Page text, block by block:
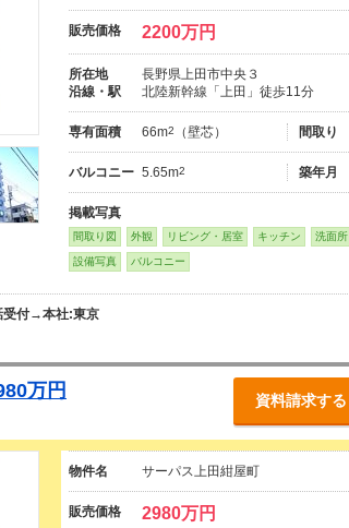
販売価格 2200万円
所在地
長野県上田市中央３
沿線・駅
北陸新幹線「上田」徒歩11分
専有面積 66m2 （壁芯） 間取り
バルコニー 5.65m2 築年月
掲載写真
間取り図 外観 リビング・居室 キッチン 洗面所
設備写真 バルコニー
受付→本社:東京
万円 資料請求する
物件名 サーパス上田紺屋町
販売価格 2980万円